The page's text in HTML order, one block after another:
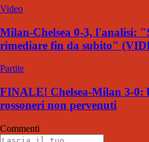
Video
Milan-Chelsea 0-3, l'analisi:
rimediare fin da subito"
Partite
FINALE! Chelsea-Milan 3-0:
rossoneri non pervenuti
Commenti